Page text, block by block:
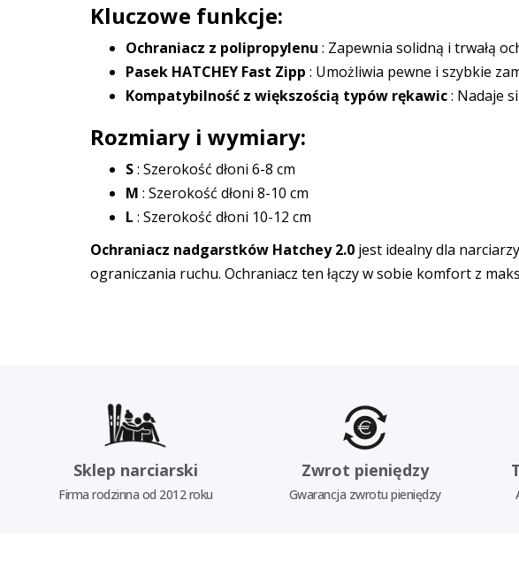
Kluczowe funkcje:
Ochraniacz z polipropylenu : Zapewnia solidną i trwałą
Pasek HATCHEY Fast Zipp : Umożliwia pewne i szybkie
Kompatybilność z większością typów rękawic: Nadaje
Rozmiary i wymiary:
S: Szerokość dłoni 6-8 cm
M : Szerokość dłoni 8-10 cm
L : Szerokość dłoni 10-12 cm
Ochraniacz nadgarstków Hatchey 2.0 jest idealny dla
ograniczania ruchu. Ochraniacz ten łączy w sobie komfort z
Sklep narciarski
Firma rodzinna od 2012 roku
Zwrot pieniędzy
Gwarancja zwrotu pieniędzy